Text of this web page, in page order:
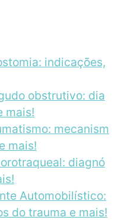
indicações,
obstrutivo: dia
mais!
mecanism
mais!
diagnó
Automobilístico:
do trauma e mais!